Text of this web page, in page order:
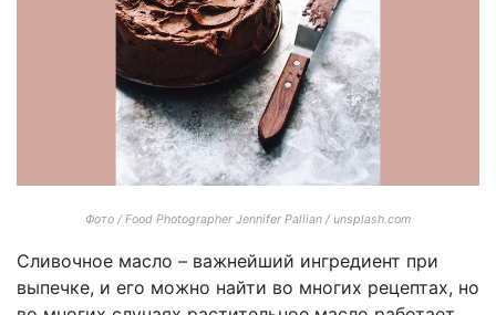
Фото / Food Photographer Jennifer Pallian / unsplash.com
Сливочное масло – важнейший ингредиент при
выпечке, и его можно найти во многих рецептах, но